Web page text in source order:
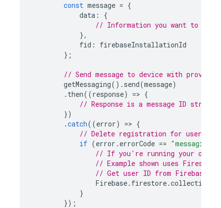
const message = {
data :
{
// Information you want to
},
fid :
firebaseInstallationId
};
// Send message to device with
getMessaging(). send(message)
. then((response) => {
// Response is a message ID string.
})
.catch((error) => {
// Delete registration for user if error
if (error . errorCode ==
// If you're running your own
// Example shown uses Firestore
// Get user ID from Firebase
Firebase. firestore.collection
}
});